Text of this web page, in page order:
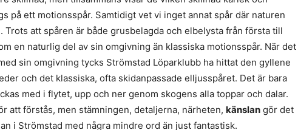
på ett motionsspår. Samtidigt vet vi inget annat spår där naturen
Trots att spåren är både grusbelagda och elbelysta från första till
en naturlig del av sin omgivning än klassiska motionsspår. När det
sin omgivning tycks Strömstad Löparklubb ha hittat den gyllene
och det klassiska, ofta skidanpassade elljusspåret. Det är bara
med i flytet, upp och ner genom skogens alla toppar och dalar.
att förstås, men stämningen, detaljerna, närheten, känslan gör det
i Strömstad med några mindre ord än just fantastisk.